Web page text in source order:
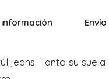
información Envío
jeans. Tanto su